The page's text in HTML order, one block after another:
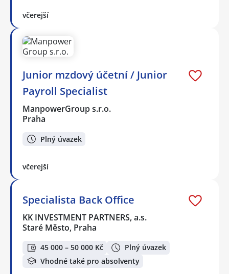
včerejší
Junior mzdový účetní / Junior
Payroll Specialist
ManpowerGroup s.r.o.
Praha
Plný úvazek
včerejší
Specialista Back Office
KK INVESTMENT PARTNERS, a.s.
Staré Město, Praha
45 000 – 50 000 Kč
Plný úvazek
Vhodné také pro absolventy